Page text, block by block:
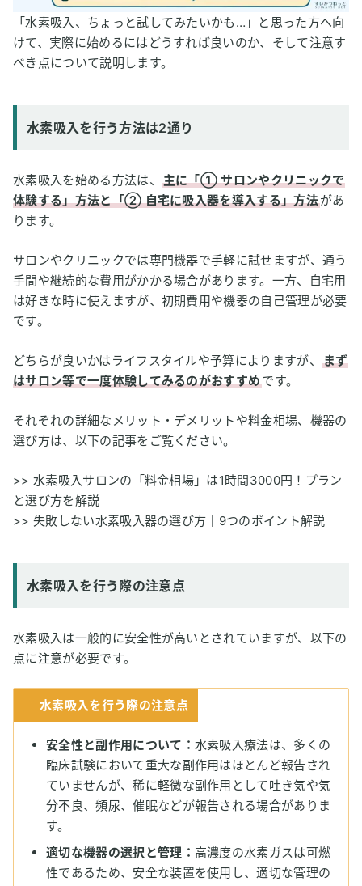
「水素吸入、ちょっと試してみたいかも…」と思った方へ向
けて、実際に始めるにはどうすれば良いのか、そして注意す
べき点について説明します。
水素吸入を行う方法は2通り
水素吸入を始める方法は、
主に「① サロンやクリニックで
体験する」方法と「② 自宅に吸入器を導入する」方法があ
ります。
サロンやクリニックでは専門機器で手軽に試せますが、通う
手間や継続的な費用がかかる場合があります。一方、自宅用
は好きな時に使えますが、初期費用や機器の自己管理が必要
です。
どちらが良いかはライフスタイルや予算によりますが、
まず
はサロン等で一度体験してみるのがおすすめです。
それぞれの詳細なメリット・デメリットや料金相場、機器の
選び方は、以下の記事をご覧ください。
>> 水素吸入サロンの「料金相場」は1時間3000円！プラン
と選び方を解説
>> 失敗しない水素吸入器の選び方｜9つのポイント解説
水素吸入を行う際の注意点
水素吸入は一般的に安全性が高いとされていますが、以下の
点に注意が必要です。
水素吸入を行う際の注意点
安全性と副作用について： 水素吸入療法は、多くの
臨床試験において重大な副作用はほとんど報告され
ていませんが、稀に軽微な副作用として吐き気や気
分不良、頻尿、催眠などが報告される場合がありま
す。
適切な機器の選択と管理： 高濃度の水素ガスは可燃
性であるため、安全な装置を使用し、適切な管理の